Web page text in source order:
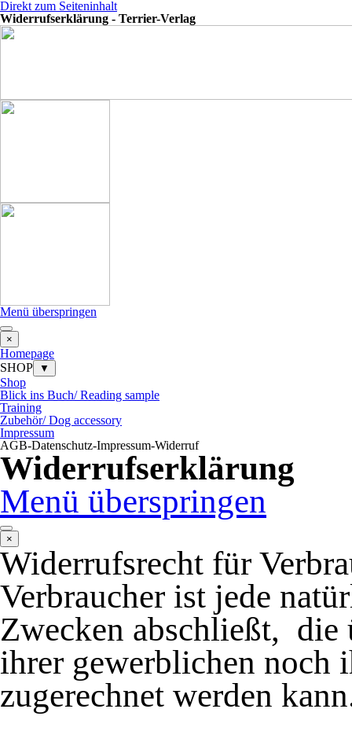
Direkt zum Seiteninhalt
Widerrufserklärung - Terrier-Verlag
Menü überspringen
×
Homepage
SHOP
▼
Shop
Blick ins Buch/ Reading sample
Training
Zubehör/ Dog accessory
Impressum
AGB-Datenschutz-Impressum-Widerruf
Widerrufserklärung
Menü überspringen
×
Widerrufsrecht für
Verbraucher ist jede
Zwecken abschließt, die
ihrer gewerblichen noch
zugerechnet werden